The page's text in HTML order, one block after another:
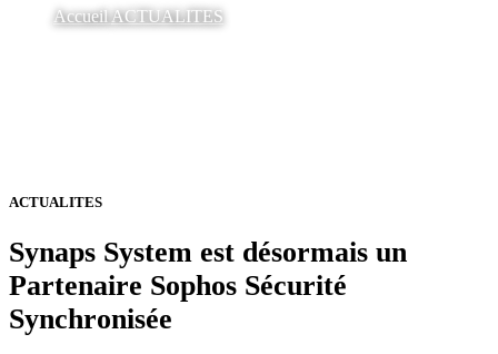
AccueilACTUALITES
ACTUALITES
Synaps System est désormais un
Partenaire Sophos Sécurité
Synchronisée